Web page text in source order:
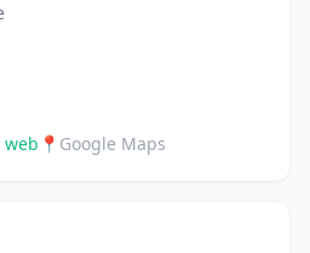
web 📍 Google Maps